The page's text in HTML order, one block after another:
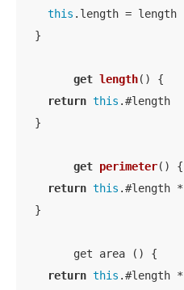
this .length = length
  }
get length() {
return this .#length
  }
get perimeter() {
return this .#length *
  }
return this .#length *